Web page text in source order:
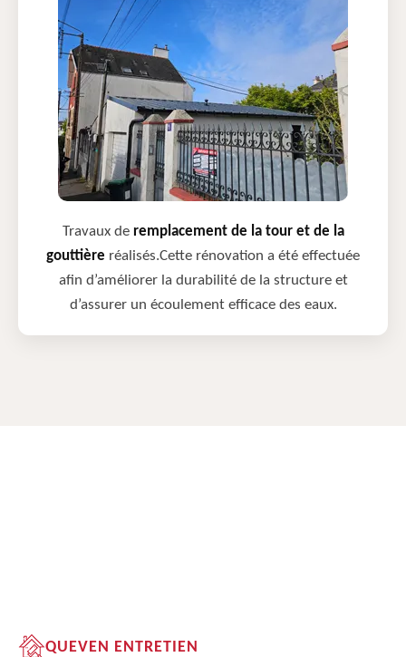
Travaux de remplacement de la tour et de la
gouttière réalisés.Cette rénovation a été effectuée
afin d’améliorer la durabilité de la structure et
d’assurer un écoulement efficace des eaux.
QUEVEN ENTRETIEN